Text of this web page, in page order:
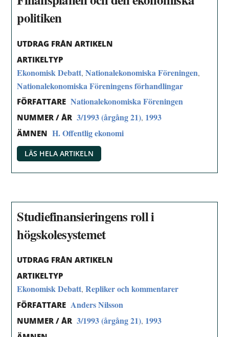
politiken
UTDRAG FRÅN ARTIKELN
ARTIKELTYP
Ekonomisk Debatt,Nationalekonomiska Föreningen,
Nationalekonomiska Föreningens förhandlingar
FÖRFATTARE Nationalekonomiska Föreningen
NUMMER / ÅR 3/1993 (årgång 21), 1993
ÄMNEN H. Offentlig ekonomi
LÄS HELA ARTIKELN
Studiefinansieringens roll i
högskolesystemet
UTDRAG FRÅN ARTIKELN
ARTIKELTYP
Ekonomisk Debatt,Repliker och kommentarer
FÖRFATTARE Anders Nilsson
NUMMER / ÅR 3/1993 (årgång 21), 1993